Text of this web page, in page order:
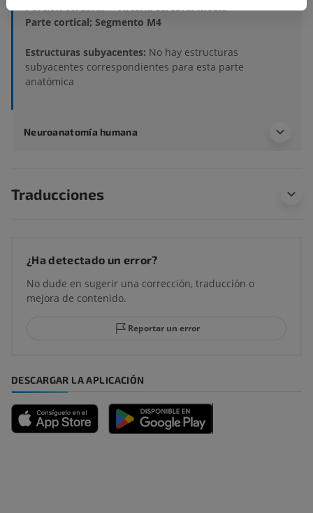
Parte cortical; Segmento M4
Estructuras subyacentes: No hay estructuras
subyacentes correspondientes para esta parte
anatómica
Neuroanatomía humana
Traducciones
¿Ha detectado un error?
No dude en sugerir una corrección, traducción o
mejora de contenido.
Reportar un error
DESCARGAR LA APLICACIÓN